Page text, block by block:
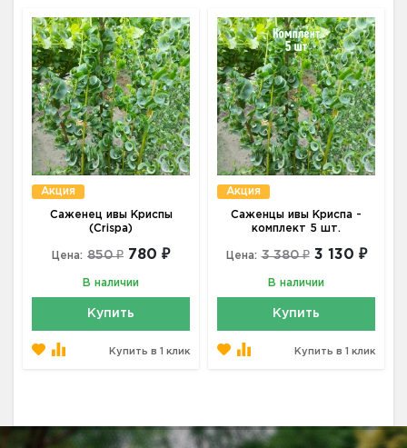
Акция
Саженец ивы Криспы
(Crispa)
Цена: 850 ₽ 780 ₽
В наличии
Купить
Купить в 1 клик
Акция
Саженцы ивы Криспа -
комплект 5 шт.
Цена: 3 380 ₽ 3 130 ₽
В наличии
Купить
Купить в 1 клик